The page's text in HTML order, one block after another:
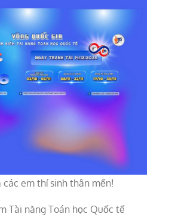
các em thí sinh thân mến!
Tài năng Toán học Quốc tế